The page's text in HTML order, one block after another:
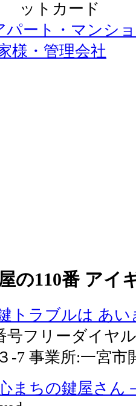
の110番 アイ
トラブルは あい
まちの鍵屋さん